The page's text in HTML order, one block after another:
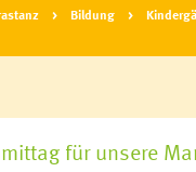
Bildung
für unsere